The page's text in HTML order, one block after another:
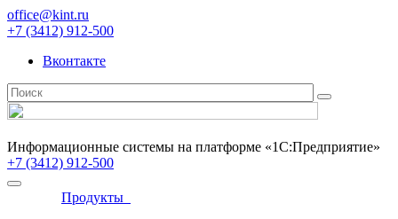
office@kint.ru
+7 (3412) 912-500
Вконтакте
Информационные системы на платформе «1С:Предприятие»
+7 (3412) 912-500
Продукты